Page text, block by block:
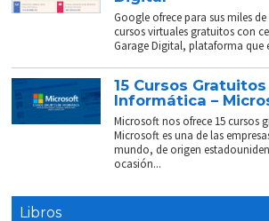
Google ofrece para sus miles
cursos virtuales gratuitos con
Garage Digital, plataforma que
15 Cursos
Informática –
Microsoft nos ofrece 15 cursos
Microsoft es una de las
mundo, de origen
ocasión...
Libros